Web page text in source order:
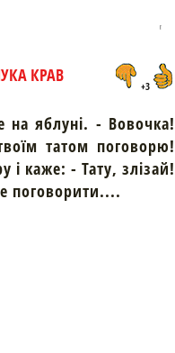
КРАВ
+3
на яблуні. - Вовочка!
татом поговорю!
і каже: - Тату, злізай!
поговорити....